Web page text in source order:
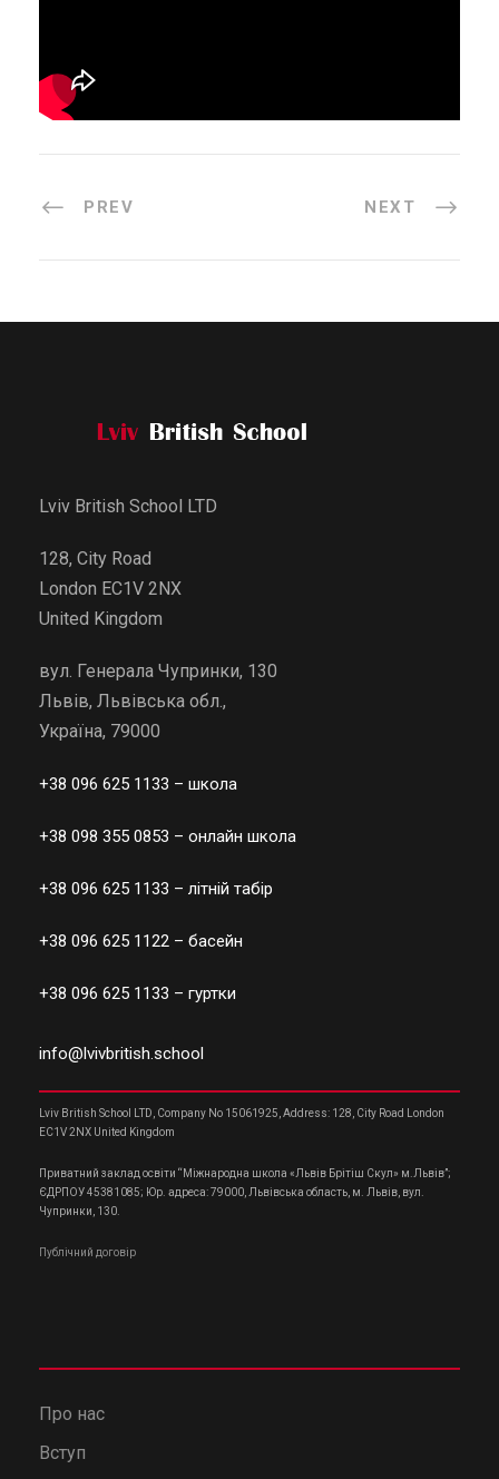
PREV NEXT
Lviv British School LTD
128, City Road
London EC1V 2NX
United Kingdom
вул. Генерала Чупринки, 130
Львів, Львівська обл.,
Україна, 79000
+38 096 625 1133 – школа
+38 098 355 0853 – онлайн школа
+38 096 625 1133 – літній табір
+38 096 625 1122 – басейн
+38 096 625 1133 – гуртки
info@lvivbritish.school
Lviv British School LTD, Company No 15061925, Address: 128, City Road London
EC1V 2NX United Kingdom
Приватний заклад освіти “Міжнародна школа «Львів Брітіш Скул» м.Львів”;
ЄДРПОУ 45381085; Юр. адреса: 79000, Львівська область, м. Львів, вул.
Чупринки, 130.
Публічний договір
Про нас
Вступ